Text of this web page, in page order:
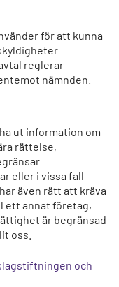
för att kunna
reglerar
nämnden.
ut information om
rättelse,
eller i vissa fall
även rätt att kräva
ett annat företag,
är begränsad
oss.
och